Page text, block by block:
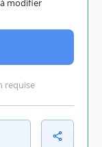
requise